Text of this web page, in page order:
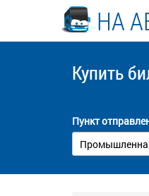
НА
Купить
Пункт